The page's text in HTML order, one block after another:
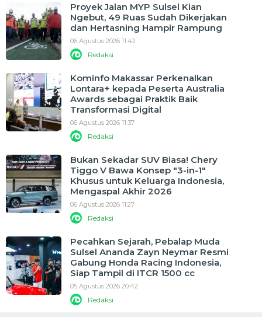
Proyek Jalan MYP Sulsel Kian
Ngebut, 49 Ruas Sudah Dikerjakan
dan Hertasning Hampir Rampung
06 Agustus 2026 11:42
Redaksi
Kominfo Makassar Perkenalkan
Lontara+ kepada Peserta Australia
Awards sebagai Praktik Baik
Transformasi Digital
06 Agustus 2026 11:37
Redaksi
Bukan Sekadar SUV Biasa! Chery
Tiggo V Bawa Konsep "3-in-1"
Khusus untuk Keluarga Indonesia,
Mengaspal Akhir 2026
06 Agustus 2026 11:27
Redaksi
Pecahkan Sejarah, Pebalap Muda
Sulsel Ananda Zayn Neymar Resmi
Gabung Honda Racing Indonesia,
Siap Tampil di ITCR 1500 cc
05 Agustus 2026 20:42
Redaksi